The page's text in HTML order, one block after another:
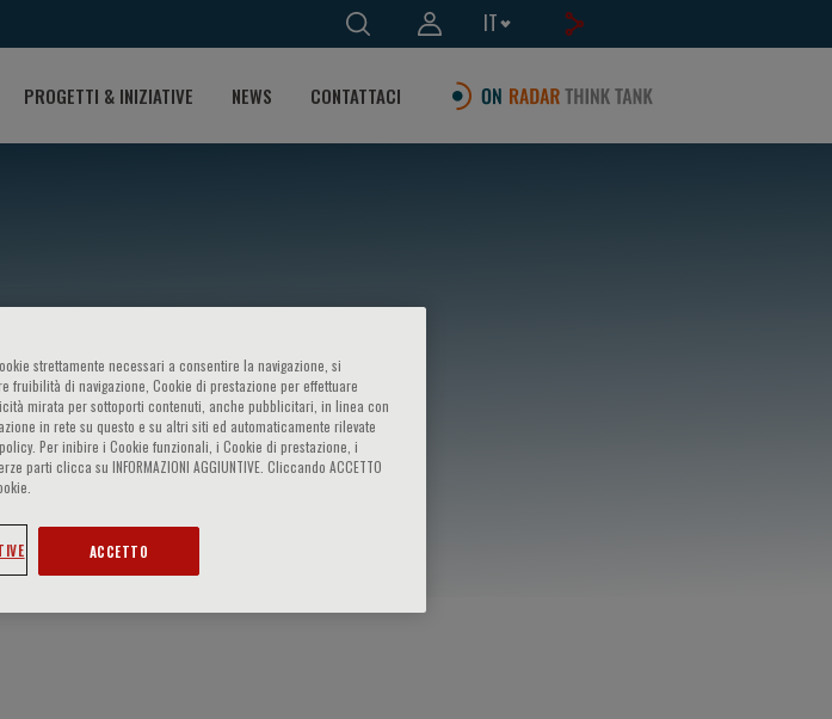
IT
PROGETTI & INIZIATIVE NEWS CONTATTACI
strettamente necessari a consentire la navigazione, si
fruibilità di navigazione, Cookie di prestazione per effettuare
mirata per sottoporti contenuti, anche pubblicitari, in linea con
in rete su questo e su altri siti ed automaticamente rilevate
Per inibire i Cookie funzionali, i Cookie di prestazione, i
clicca su INFORMAZIONI AGGIUNTIVE. Cliccando ACCETTO
ACCETTO